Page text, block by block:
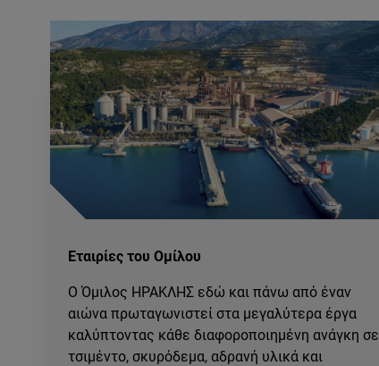
Εταιρίες του Ομίλου
Ο Όμιλος ΗΡΑΚΛΗΣ εδώ και πάνω από έναν
αιώνα πρωταγωνιστεί στα μεγαλύτερα έργα
καλύπτοντας κάθε διαφοροποιημένη ανάγκη σε
τσιμέντο, σκυρόδεμα, αδρανή υλικά και